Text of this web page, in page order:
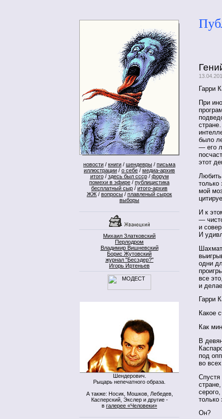
новости / книги / шендевры / письма
иллюстрации / о себе / медиа-архив
итого/ здесь был ссср/ форум
помехи в эфире / публицистика
бесплатный сыр / итого-архив
ЖЖ / вопросы / плавленый сырок
выборы
Михаил Златковский
Перлодром
Владимир Вишневский
Борис Жутовский
журнал "Бесэдер?"
Игорь Иртеньев
Шендерович.
Рыцарь непечатного образа.
А также: Носик, Мошков, Лебедев,
Касперский, Экслер и другие -
в галерее «Человеки»
Гарри
При
было
— его
этот
Любить
только
мой
И к
—
и
И
одни
все
и
Гарри
Какое
Как
В
под
во
Спустя
только
Он?